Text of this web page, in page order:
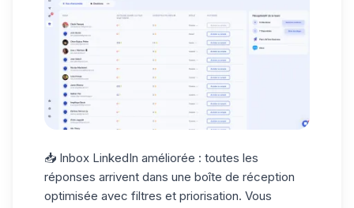
📥 Inbox LinkedIn améliorée : toutes les
réponses arrivent dans une boîte de réception
optimisée avec filtres et priorisation. Vous